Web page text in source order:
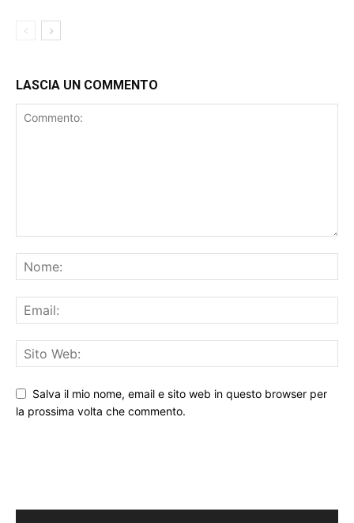
LASCIA UN COMMENTO
Salva il mio nome, email e sito web in questo browser per
la prossima volta che commento.